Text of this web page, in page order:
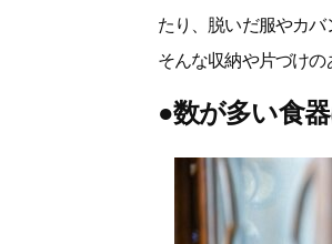
たり、脱いだ服やカ
そんな収納や片づけ
●数が多い食